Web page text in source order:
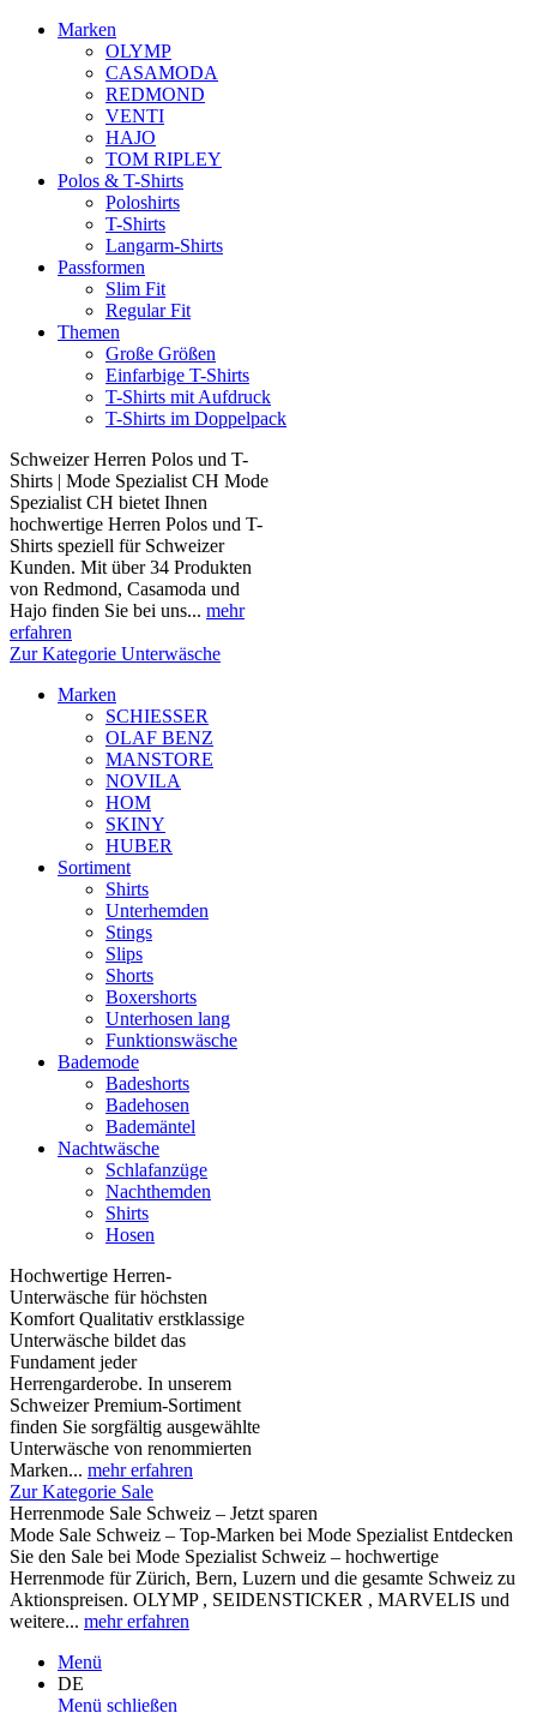
Marken
OLYMP
CASAMODA
REDMOND
VENTI
HAJO
TOM RIPLEY
Polos & T-Shirts
Poloshirts
T-Shirts
Langarm-Shirts
Passformen
Slim Fit
Regular Fit
Themen
Große Größen
Einfarbige T-Shirts
T-Shirts mit Aufdruck
T-Shirts im Doppelpack
Schweizer Herren Polos und T-
Shirts | Mode Spezialist CH Mode
Spezialist CH bietet Ihnen
hochwertige Herren Polos und T-
Shirts speziell für Schweizer
Kunden. Mit über 34 Produkten
von Redmond, Casamoda und
Hajo finden Sie bei uns... mehr
erfahren
Zur Kategorie Unterwäsche
Marken
SCHIESSER
OLAF BENZ
MANSTORE
NOVILA
HOM
SKINY
HUBER
Sortiment
Shirts
Unterhemden
Stings
Slips
Shorts
Boxershorts
Unterhosen lang
Funktionswäsche
Bademode
Badeshorts
Badehosen
Bademäntel
Nachtwäsche
Schlafanzüge
Nachthemden
Shirts
Hosen
Hochwertige Herren-
Unterwäsche für höchsten
Komfort Qualitativ erstklassige
Unterwäsche bildet das
Fundament jeder
Herrengarderobe. In unserem
Schweizer Premium-Sortiment
finden Sie sorgfältig ausgewählte
Unterwäsche von renommierten
Marken... mehr erfahren
Zur Kategorie Sale
Herrenmode Sale Schweiz – Jetzt sparen
Mode Sale Schweiz – Top-Marken bei Mode Spezialist Entdecken
Sie den Sale bei Mode Spezialist Schweiz – hochwertige
Herrenmode für Zürich, Bern, Luzern und die gesamte Schweiz zu
Aktionspreisen. OLYMP , SEIDENSTICKER , MARVELIS und
weitere... mehr erfahren
Menü
DE
Menü schließen